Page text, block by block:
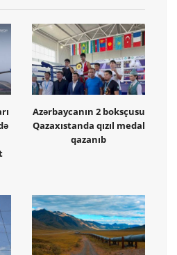
Azərbaycanın 2 boksçusu
Qazaxıstanda qızıl medal
qazanıb